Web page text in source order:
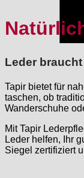
Leder
Tapir bietet für
taschen, ob
Wanderschuhe
Mit Tapir
Leder helfen, Ihr
Siegel zertifiziert